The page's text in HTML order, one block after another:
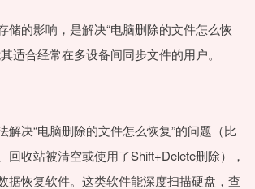
储的影响，是解决“电脑删除的文件怎么恢
适合经常在多设备间同步文件的用户。
解决“电脑删除的文件怎么恢复”的问题（比
回收站被清空或使用了Shift+Delete删除），
据恢复软件。这类软件能深度扫描硬盘，查